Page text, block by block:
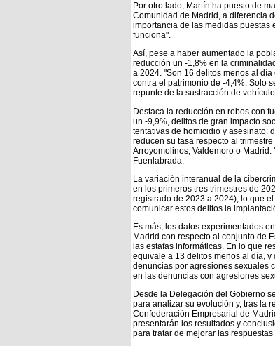
Por otro lado, Martín ha puesto de
Comunidad de Madrid, a diferencia
importancia de las medidas puestas
funciona".
Así, pese a haber aumentado la
reducción un -1,8% en la
a 2024. "Son 16 delitos menos al
contra el patrimonio de -4,4%. Solo
repunte de la sustracción de
Destaca la reducción en robos con
un -9,9%, delitos de gran impacto
tentativas de homicidio y asesinato:
reducen su tasa respecto al
Arroyomolinos, Valdemoro o
Fuenlabrada.
La variación interanual de la
en los primeros tres trimestres de
registrado de 2023 a 2024), lo que
comunicar estos delitos la
Es más, los datos experimentados
Madrid con respecto al conjunto de
las estafas informáticas. En lo que
equivale a 13 delitos menos al día,
denuncias por agresiones sexuales
en las denuncias con agresiones
Desde la Delegación del Gobierno
para analizar su evolución y, tras la
Confederación Empresarial de
presentarán los resultados y
para tratar de mejorar las